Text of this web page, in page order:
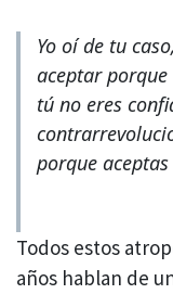
Yo oí de tu
aceptar porque
tú no eres
porque aceptas
Todos estos
años hablan de